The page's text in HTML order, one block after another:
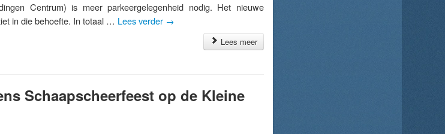
Centrum) is meer parkeergelegenheid nodig. Het nieuwe
in die behoefte. In totaal … Lees verder →
Lees meer
Schaapscheerfeest op de Kleine